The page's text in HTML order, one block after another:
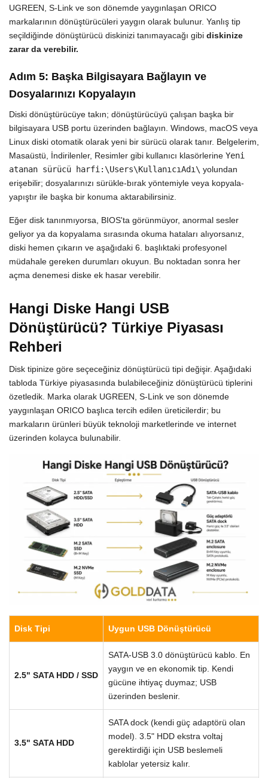
UGREEN, S-Link ve son dönemde yaygınlaşan ORICO
markalarının dönüştürücüleri yaygın olarak bulunur. Yanlış tip
seçildiğinde dönüştürücü diskinizi tanımayacağı gibi diskinize
zarar da verebilir.
Adım 5: Başka Bilgisayara Bağlayın ve
Dosyalarınızı Kopyalayın
Diski dönüştürücüye takın; dönüştürücüyü çalışan başka bir
bilgisayara USB portu üzerinden bağlayın. Windows, macOS veya
Linux diski otomatik olarak yeni bir sürücü olarak tanır. Belgelerim,
Masaüstü, İndirilenler, Resimler gibi kullanıcı klasörlerine Yeni
atanan sürücü harfi:\Users\KullanıcıAdı\ yolundan
erişebilir; dosyalarınızı sürükle-bırak yöntemiyle veya kopyala-
yapıştır ile başka bir konuma aktarabilirsiniz.
Eğer disk tanınmıyorsa, BIOS'ta görünmüyor, anormal sesler
geliyor ya da kopyalama sırasında okuma hataları alıyorsanız,
diski hemen çıkarın ve aşağıdaki 6. başlıktaki profesyonel
müdahale gereken durumları okuyun. Bu noktadan sonra her
açma denemesi diske ek hasar verebilir.
Hangi Diske Hangi USB
Dönüştürücü? Türkiye Piyasası
Rehberi
Disk tipinize göre seçeceğiniz dönüştürücü tipi değişir. Aşağıdaki
tabloda Türkiye piyasasında bulabileceğiniz dönüştürücü tiplerini
özetledik. Marka olarak UGREEN, S-Link ve son dönemde
yaygınlaşan ORICO başlıca tercih edilen üreticilerdir; bu
markaların ürünleri büyük teknoloji marketlerinde ve internet
üzerinden kolayca bulunabilir.
Disk Tipi Uygun USB Dönüştürücü
2.5" SATA HDD / SSD
SATA-USB 3.0 dönüştürücü kablo. En
yaygın ve en ekonomik tip. Kendi
gücüne ihtiyaç duymaz; USB
üzerinden beslenir.
3.5" SATA HDD
SATA dock (kendi güç adaptörü olan
model). 3.5" HDD ekstra voltaj
gerektirdiği için USB beslemeli
kablolar yetersiz kalır.